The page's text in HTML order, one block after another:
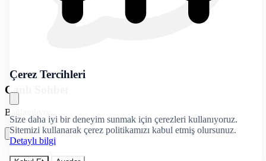
Çerez Tercihleri
Size daha iyi bir deneyim sunmak için çerezleri kullanıyoruz.
Sitemizi kullanarak çerez politikamızı kabul etmiş olursunuz.
Detaylı bilgi
Canlı Sohbet
Bağlanılıyor...